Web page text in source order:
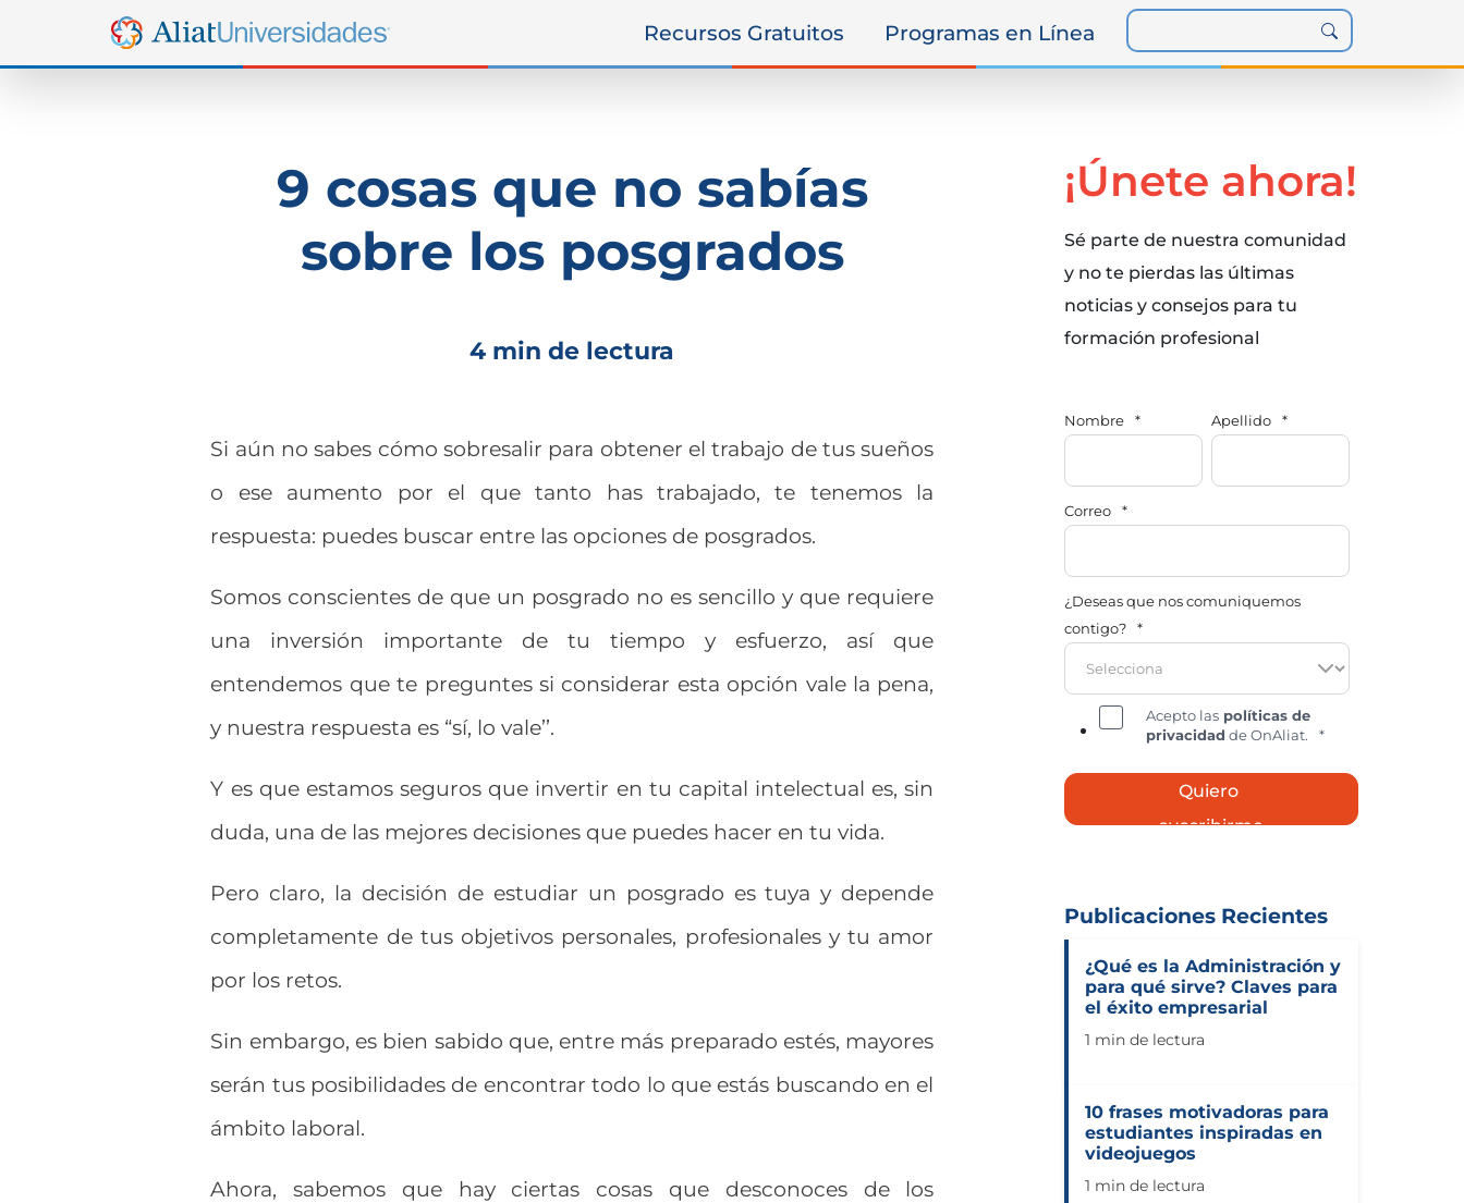
Recursos Gratuitos Programas en Línea
9 cosas que no sabías
sobre los posgrados
4 min de lectura
Si aún no sabes cómo sobresalir para obtener el trabajo de tus sueños
o ese aumento por el que tanto has trabajado, te tenemos la
respuesta: puedes buscar entre las opciones de posgrados.
Somos conscientes de que un posgrado no es sencillo y que requiere
una inversión importante de tu tiempo y esfuerzo, así que
entendemos que te preguntes si considerar esta opción vale la pena,
y nuestra respuesta es “sí, lo vale’’.
Y es que estamos seguros que invertir en tu capital intelectual es, sin
duda, una de las mejores decisiones que puedes hacer en tu vida.
Pero claro, la decisión de estudiar un posgrado es tuya y depende
completamente de tus objetivos personales, profesionales y tu amor
por los retos.
Sin embargo, es bien sabido que, entre más preparado estés, mayores
serán tus posibilidades de encontrar todo lo que estás buscando en el
ámbito laboral.
Ahora, sabemos que hay ciertas cosas que desconoces de los
¡Únete ahora!
Sé parte de nuestra comunidad
y no te pierdas las últimas
noticias y consejos para tu
formación profesional
Nombre * Apellido *
Correo *
¿Deseas que nos comuniquemos
contigo?
*
Acepto las políticas de
privacidad de OnAliat. *
Publicaciones Recientes
¿Qué es la Administración y
para qué sirve? Claves para
el éxito empresarial
1 min de lectura
10 frases motivadoras para
estudiantes inspiradas en
videojuegos
1 min de lectura